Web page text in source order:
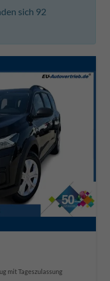
sich 92
mit Tageszulassung